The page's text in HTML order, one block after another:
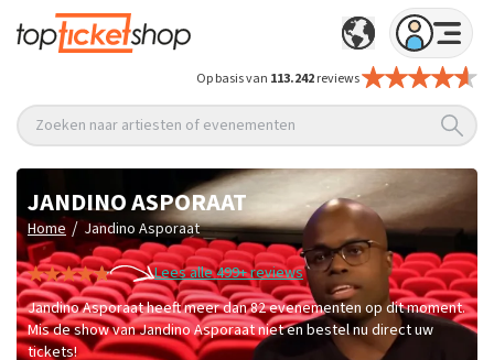
Op basis van 113.242reviews
Zoeken naar artiesten of evenementen
JANDINO ASPORAAT
Home / Jandino Asporaat
Lees alle 499+ reviews
Jandino Asporaat heeft meer dan 82 evenementen op dit moment.
Mis de show van Jandino Asporaat niet en bestel nu direct uw
tickets!